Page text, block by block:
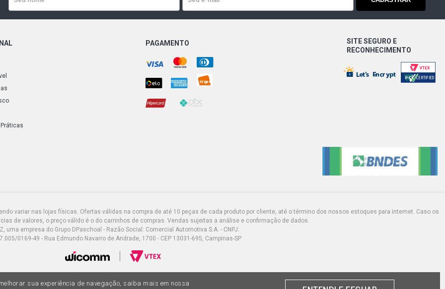
PAGAMENTO
SITE SEGURO E
RECONHECIMENTO
variar nas lojas físicas. Ofertas válidas na compra de até 10 peças de cada produto por cliente, até o término dos nossos estoques para internet. Caso os
de valores, o preço válido é o do carrinhos de compras. Vendas sujeitas a análise e confirmação de dados.
uma empresa do Grupo DPaschoal - Razão Social: Comercial Automotiva S.A. - CNPJ:
0169-49 - Rua Edmundo Navarro de Andrade, 1700 - CEP 13031-695, Campinas-SP
sua experiência de navegação, saiba mais em nossa